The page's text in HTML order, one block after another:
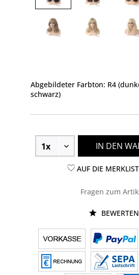
Abgebildeter Farbton: R4
schwarz)
IN DEN
AUF DIE
Fragen zum
BEWERTEN